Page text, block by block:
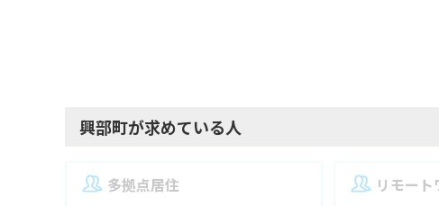
興部町が求めている人
多拠点居住 リモート